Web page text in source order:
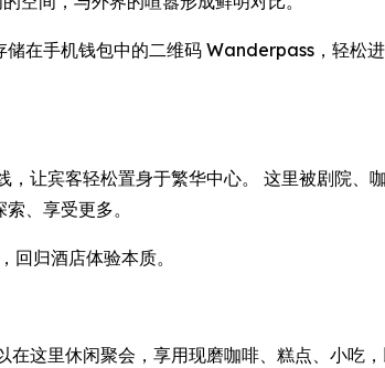
在手机钱包中的二维码 Wanderpass，轻松
让宾客轻松置身于繁华中心。 这里被剧院、
、享受更多。
回归酒店体验本质。
里休闲聚会，享用现磨咖啡、糕点、小吃，